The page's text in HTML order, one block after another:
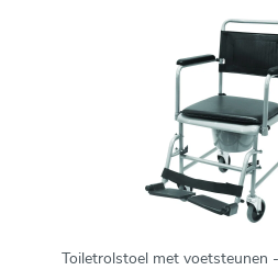
Toiletrolstoel met voetsteunen